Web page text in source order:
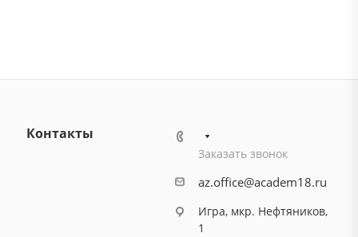
Контакты
Заказать звонок
az.office@academ18.ru
Игра, мкр. Нефтяников,
1